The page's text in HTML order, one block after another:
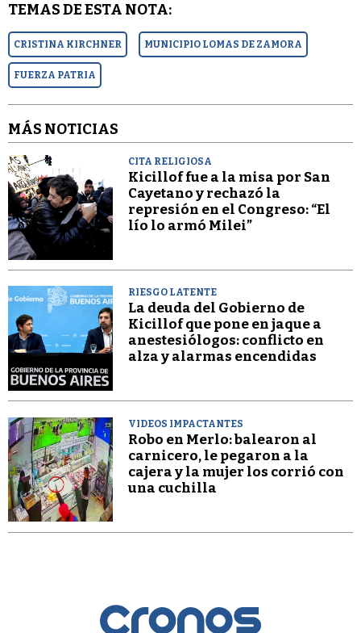
TEMAS DE ESTA NOTA:
CRISTINA KIRCHNER MUNICIPIO LOMAS DE ZAMORA
FUERZA PATRIA
MÁS NOTICIAS
CITA RELIGIOSA
Kicillof fue a la misa por San
Cayetano y rechazó la
represión en el Congreso: “El
lío lo armó Milei”
RIESGO LATENTE
La deuda del Gobierno de
Kicillof que pone en jaque a
anestesiólogos: conflicto en
alza y alarmas encendidas
VIDEOS IMPACTANTES
Robo en Merlo: balearon al
carnicero, le pegaron a la
cajera y la mujer los corrió con
una cuchilla